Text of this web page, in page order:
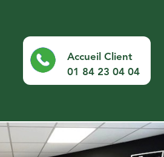
Accueil Client
01 84 23 04 04